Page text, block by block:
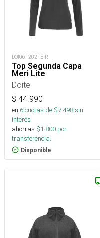
DOI061202FE-R
Top Segunda Capa
Meri Lite
Doite
$ 44.990
en 6cuotas de $7.498sin
interés
ahorras $1.800 por
transferencia.
Disponible